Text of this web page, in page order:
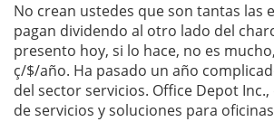
No crean ustedes que son tantas las
pagan dividendo al otro lado del
presento hoy, si lo hace, no es
ç/$/año. Ha pasado un año
del sector servicios. Office Depot
de servicios y soluciones para